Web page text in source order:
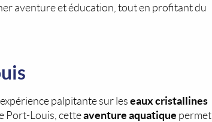
aventure et éducation, tout en profitant du
palpitante sur leseaux cristallines
Port-Louis, cetteaventure aquatique permet